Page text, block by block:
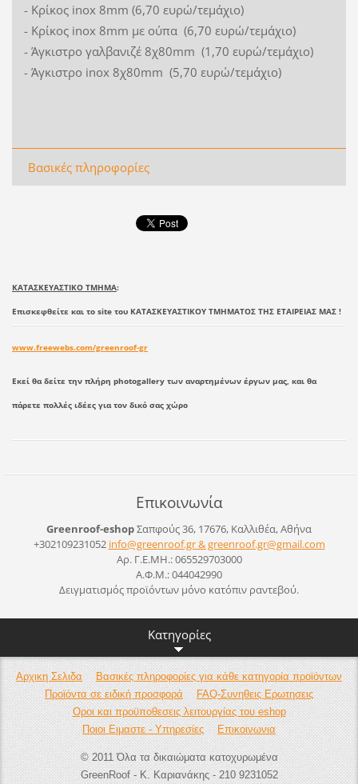
- Κρίκος inox 8mm (6,70 ευρώ/τεμάχιο)
- Κρίκος inox 8mm με ούπα (6,70 ευρώ/τεμάχιο)
- Άγκιστρο γαλβανιζέ 8χ80mm (1,70 ευρώ/τεμάχιο)
- Άγκιστρο inox 8χ80mm (5,70 ευρώ/τεμάχιο)
Βασικές πληροφορίες
ΚΑΤΑΣΚΕΥΑΣΤΙΚΟ ΤΜΗΜΑ:
Επισκεφθείτε και το site του ΚΑΤΑΣΚΕΥΑΣΤΙΚΟΥ ΤΜΗΜΑΤΟΣ ΤΗΣ ΕΤΑΙΡΕΙΑΣ ΜΑΣ !
www.freewebs.com/greenroof-gr
Εκεί θα δείτε την πλήρη photogallery των αναρτημένων έργων μας, και θα
πάρετε πολλές ιδέες για τον δικό σας χώρο
Επικοινωνία
Greenroof-eshopΣαπφούς 36, 17676, Καλλιθέα, Αθήνα
+302109231052 info@greenroof.gr & greenroof.gr@gmail.com
Αρ. Γ.Ε.ΜΗ.: 065529703000
Α.Φ.Μ.: 044042990
Δειγματισμός προϊόντων μόνο κατόπιν ραντεβού.
Κατηγορίες
Αρχικη Σελιδα
Βασικές πληροφορίες για κάθε κατηγορία προϊόντων
Προϊόντα σε ειδική προσφορά
FAQ-Συνηθεις Ερωτησεις
Οροι και προϋποθεσεις λειτουργίας του eshop
Ποιοι Ειμαστε - Υπηρεσίες
Επικοινωνια
© 2011 Όλα τα δικαιώματα κατοχυρωμένα
GreenRoof - Κ. Καριανάκης - 210 9231052